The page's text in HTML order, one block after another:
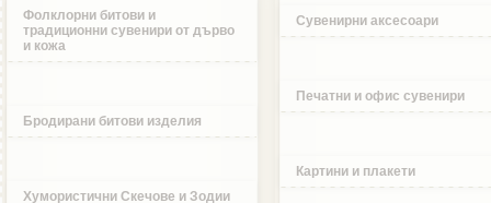
Фолклорни битови и
традиционни сувенири от дърво
и кожа
Бродирани битови изделия
Хумористични Скечове и Зодии
Сувенирни аксесоари
Печатни и офис сувенири
Картини и плакети